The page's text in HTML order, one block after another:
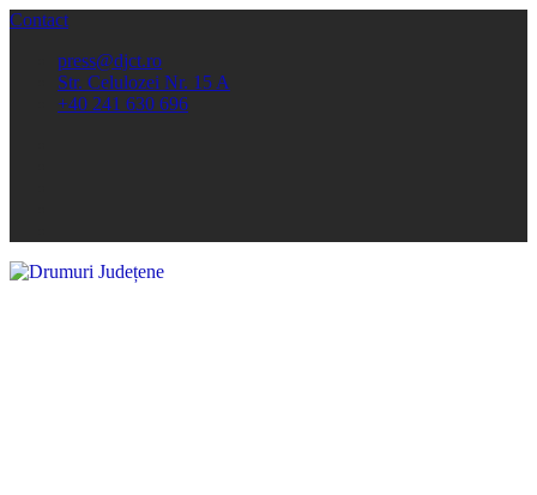
Contact
press@djct.ro
Str. Celulozei Nr. 15 A
+40 241 630 696